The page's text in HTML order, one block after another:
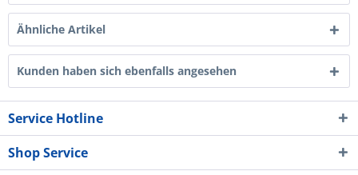
Ähnliche Artikel
Kunden haben sich ebenfalls angesehen
Service Hotline
Shop Service